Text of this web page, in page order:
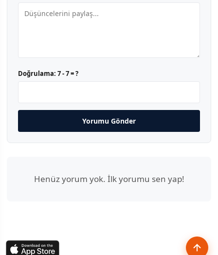
Doğrulama: 7 - 7 = ?
Yorumu Gönder
Henüz yorum yok. İlk yorumu sen yap!